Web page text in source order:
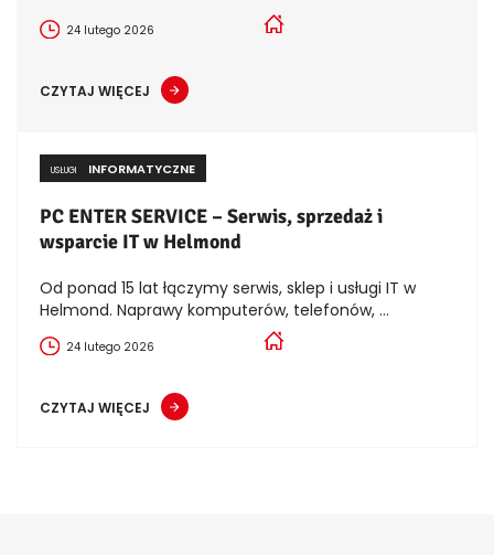
24 lutego 2026
CZYTAJ WIĘCEJ
USŁUGI INFORMATYCZNE
PC ENTER SERVICE – Serwis, sprzedaż i
wsparcie IT w Helmond
Od ponad 15 lat łączymy serwis, sklep i usługi IT w
Helmond. Naprawy komputerów, telefonów, ...
24 lutego 2026
CZYTAJ WIĘCEJ